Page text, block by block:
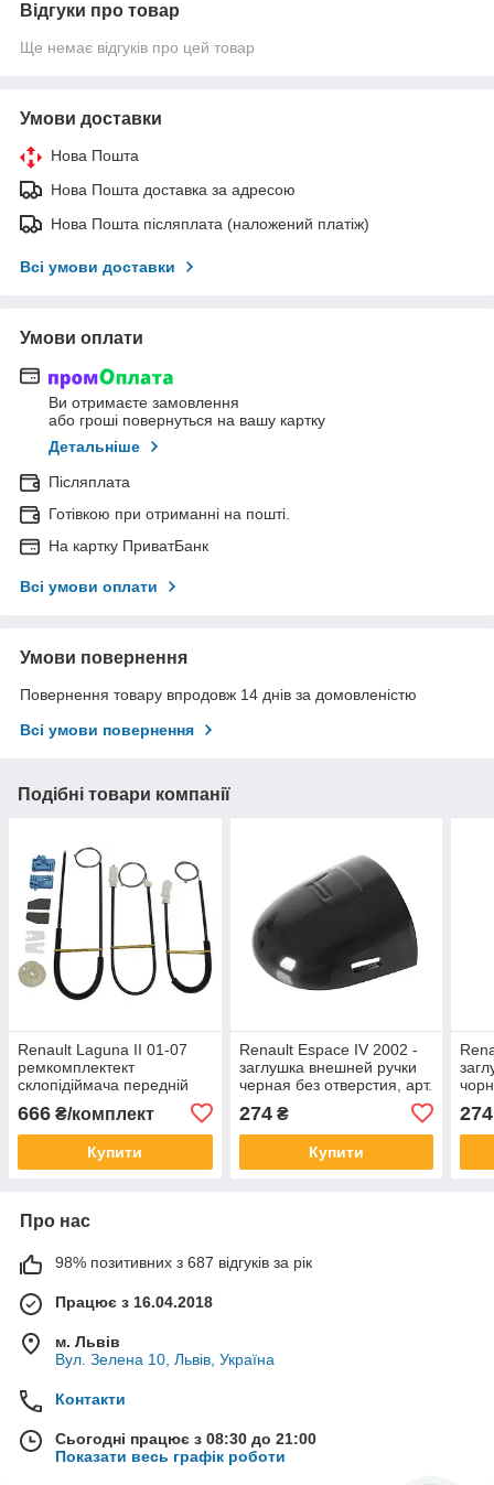
Відгуки про товар
Ще немає відгуків про цей товар
Умови доставки
Нова Пошта
Нова Пошта доставка за адресою
Нова Пошта післяплата (наложений платіж)
Всі умови доставки
Умови оплати
Ви отримаєте замовлення
або гроші повернуться на вашу картку
Детальніше
Післяплата
Готівкою при отриманні на пошті.
На картку ПриватБанк
Всі умови оплати
Умови повернення
Повернення товару впродовж 14 днів за домовленістю
Всі умови повернення
Подібні товари компанії
Renault Laguna II 01-07
ремкомплектект
склопідіймача передній
666 ₴/комплект
Купити
Renault Espace IV 2002 -
заглушка внешней ручки
черная без отверстия, арт.
274₴
Купити
274
Про нас
98% позитивних з 687 відгуків за рік
Працює з 16.04.2018
м. Львів
Вул. Зелена 10, Львів, Україна
Контакти
Сьогодні працює з 08:30 до 21:00
Показати весь графік роботи